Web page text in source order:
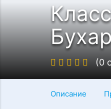
(0
Описание